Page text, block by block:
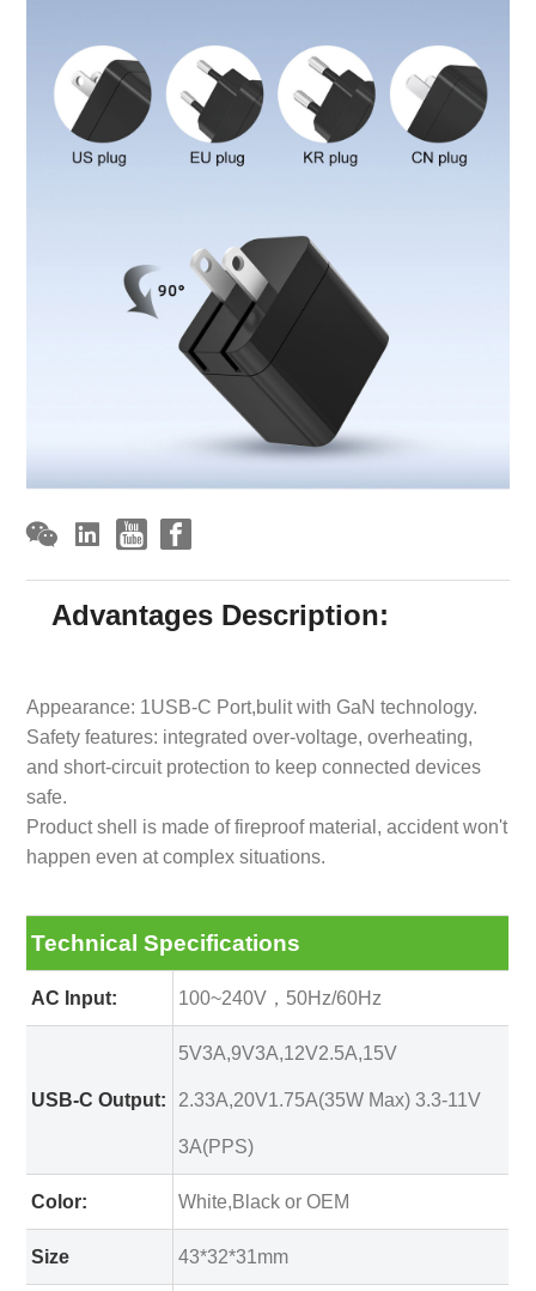
Advantages Description:
Appearance: 1USB-C Port,bulit with GaN technology.
Safety features: integrated over-voltage, overheating,
and short-circuit protection to keep connected devices
safe.
Product shell is made of fireproof material, accident won't
happen even at complex situations.
Technical Specifications
AC Input: 100~240V，50Hz/60Hz
USB-C Output:
5V3A,9V3A,12V2.5A,15V
2.33A,20V1.75A(35W Max) 3.3-11V
3A(PPS)
Color: White,Black or OEM
Size 43*32*31mm